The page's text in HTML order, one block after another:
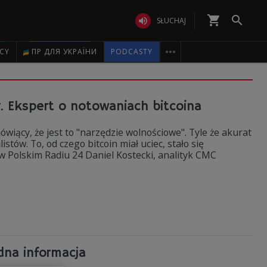
 SŁUCHAJ shopping_cart 
ПР ДЛЯ УКРАЇНИ PODCASTY 
Ekspert o notowaniach bitcoina
że jest to "narzędzie wolnościowe". Tyle że akurat
To, od czego bitcoin miał uciec, stało się
Radiu 24 Daniel Kostecki, analityk CMC
informacja